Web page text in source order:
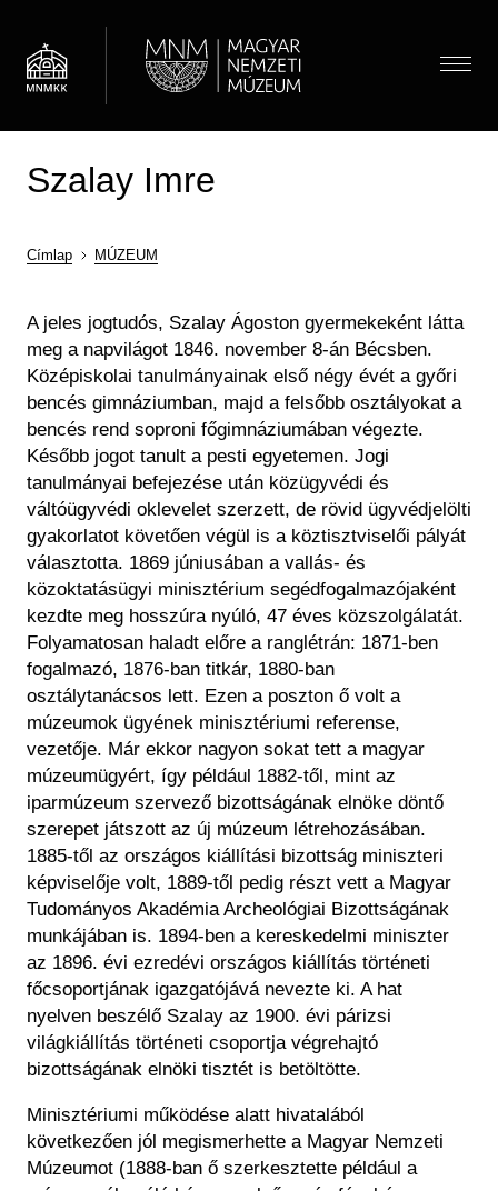
tartalomra
Menü
Menü
(HU)
Látogatóknak
Almenü megnyitása
Térkép
Látogatói információk
Önálló felfedezés
Csoportos látogatás
Családoknak
Vasúti kedvezmény
Almenü megnyitása
Óvodások
Iskolások
Gyerekek
Családok
Felnőttek
Pedagógusok
Múzeum
Almenü megnyitása
Múzeumi élet / Rólunk
Önkéntesség
Iskolai közösségi szolgálat
OMMIK
Régészet
Tagintézmények
Felnőttképzés
Közérdekű adatok
Gyűjtemények
Almenü megnyitása
Régészeti Tár
Újkori Főosztály
Modernkori Főosztály
Képcsarnok
Történeti Fényképtár
Éremtár
Adattár
Központi Könyvtár
Keresés
HU EN
Szalay Imre
Morzsa
Címlap MÚZEUM
A jeles jogtudós, Szalay Ágoston gyermekeként látta
meg a napvilágot 1846. november 8-án Bécsben.
Középiskolai tanulmányainak első négy évét a győri
bencés gimnáziumban, majd a felsőbb osztályokat a
bencés rend soproni főgimnáziumában végezte.
Később jogot tanult a pesti egyetemen. Jogi
tanulmányai befejezése után közügyvédi és
váltóügyvédi oklevelet szerzett, de rövid ügyvédjelölti
gyakorlatot követően végül is a köztisztviselői pályát
választotta. 1869 júniusában a vallás- és
közoktatásügyi minisztérium segédfogalmazójaként
kezdte meg hosszúra nyúló, 47 éves közszolgálatát.
Folyamatosan haladt előre a ranglétrán: 1871-ben
fogalmazó, 1876-ban titkár, 1880-ban
osztálytanácsos lett. Ezen a poszton ő volt a
múzeumok ügyének minisztériumi referense,
vezetője. Már ekkor nagyon sokat tett a magyar
múzeumügyért, így például 1882-től, mint az
iparmúzeum szervező bizottságának elnöke döntő
szerepet játszott az új múzeum létrehozásában.
1885-től az országos kiállítási bizottság miniszteri
képviselője volt, 1889-től pedig részt vett a Magyar
Tudományos Akadémia Archeológiai Bizottságának
munkájában is. 1894-ben a kereskedelmi miniszter
az 1896. évi ezredévi országos kiállítás történeti
főcsoportjának igazgatójává nevezte ki. A hat
nyelven beszélő Szalay az 1900. évi párizsi
világkiállítás történeti csoportja végrehajtó
bizottságának elnöki tisztét is betöltötte.
Minisztériumi működése alatt hivatalából
következően jól megismerhette a Magyar Nemzeti
Múzeumot (1888-ban ő szerkesztette például a